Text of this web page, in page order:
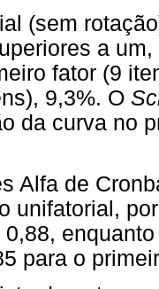
(sem
a
fator (9
9,3%. O
da curva no
Alfa de
unifatorial,
para o